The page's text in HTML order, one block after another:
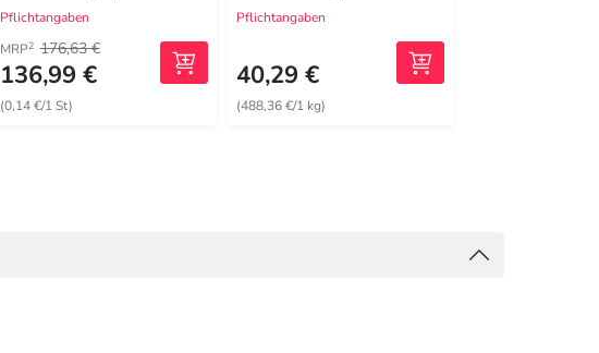
Pflichtangaben
MRP2 176,63 €
136,99 €
(0,14 €/1 St)
Pflichtangaben
40,29 €
(488,36 €/1 kg)